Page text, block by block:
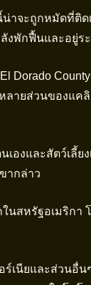
าจะถูกหมัดที่ติด
งพักฟื้นและอยู่ร
Dorado
ายส่วนของแค
งและสัตว์เลี้ย
ากล่าว
นสหรัฐอเมริกา
เนียและส่วนอื่